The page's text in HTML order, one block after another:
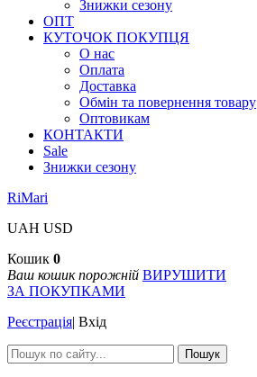
Знижки сезону
ОПТ
КУТОЧОК ПОКУПЦЯ
О нас
Оплата
Доставка
Обмін та повернення товару
Оптовикам
КОНТАКТИ
Sale
Знижки сезону
RiMari
UAH USD
Кошик 0
Ваш кошик порожній ВИРУШИТИ
ЗА ПОКУПКАМИ
Реєстрація| Вхід
Пошук